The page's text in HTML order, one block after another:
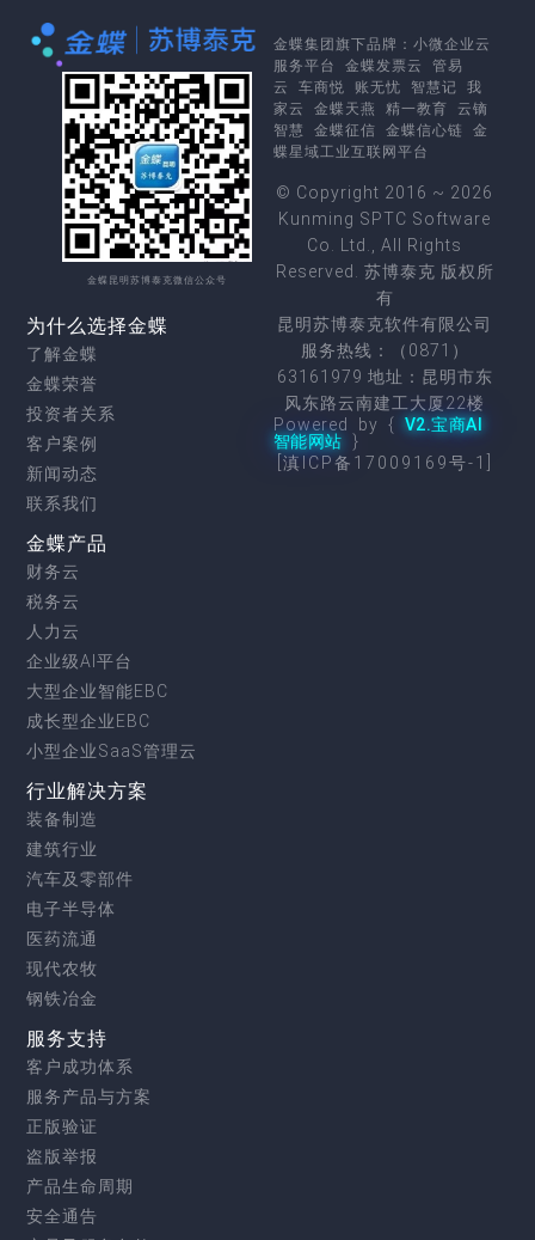
金蝶昆明苏博泰克微信公众号
为什么选择金蝶
了解金蝶
金蝶荣誉
投资者关系
客户案例
新闻动态
联系我们
金蝶产品
财务云
税务云
人力云
企业级AI平台
大型企业智能EBC
成长型企业EBC
小型企业SaaS管理云
行业解决方案
装备制造
建筑行业
汽车及零部件
电子半导体
医药流通
现代农牧
钢铁冶金
服务支持
客户成功体系
服务产品与方案
正版验证
盗版举报
产品生命周期
安全通告
金蝶集团 旗下品牌： 小微企业云
服务平台
金蝶发票云
管易
云
车商悦 账无忧 智慧记
我
家云
金蝶天燕 精一教育
云镝
智慧
金蝶征信 金蝶信心链
金
蝶星域工业互联网平台
© Copyright 2016 ~ 2026
Kunming SPTC Software
Co. Ltd., All Rights
Reserved. 苏博泰克 版权所
有
昆明苏博泰克软件有限公司
服务热线：（0871）
63161979 地址：昆明市东
风东路云南建工大厦22楼
Powered by { V2.宝商AI
智能网站 }
[滇ICP备17009169号-1]